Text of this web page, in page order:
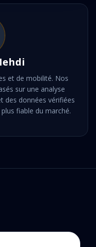
et de mobilité. Nos
sur une analyse
des données vérifiées
fiable du marché.